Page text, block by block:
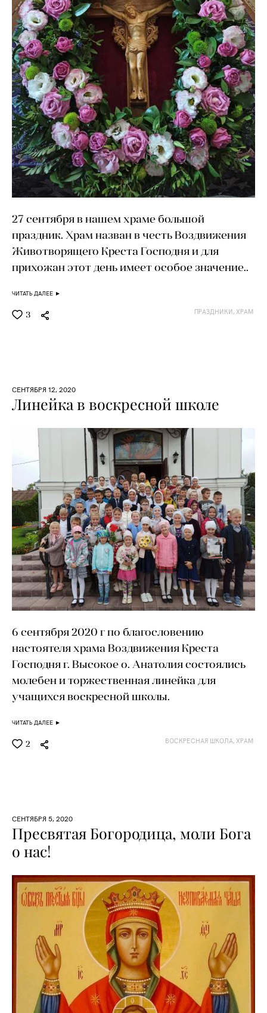
27 сентября в нашем храме большой
праздник. Храм назван в честь Воздвижения
Животворящего Креста Господня и для
прихожан этот день имеет особое значение..
ЧИТАТЬ ДАЛЕЕ ►
3 ПРАЗДНИКИ, ХРАМ
СЕНТЯБРЯ 12, 2020
Линейка в воскресной школе
6 сентября 2020 г по благословению
настоятеля храма Воздвижения Креста
Господня г. Высокое о. Анатолия состоялись
молебен и торжественная линейка для
учащихся воскресной школы.
ЧИТАТЬ ДАЛЕЕ ►
2 ВОСКРЕСНАЯ ШКОЛА, ХРАМ
СЕНТЯБРЯ 5, 2020
Пресвятая Богородица, моли Бога
о нас!